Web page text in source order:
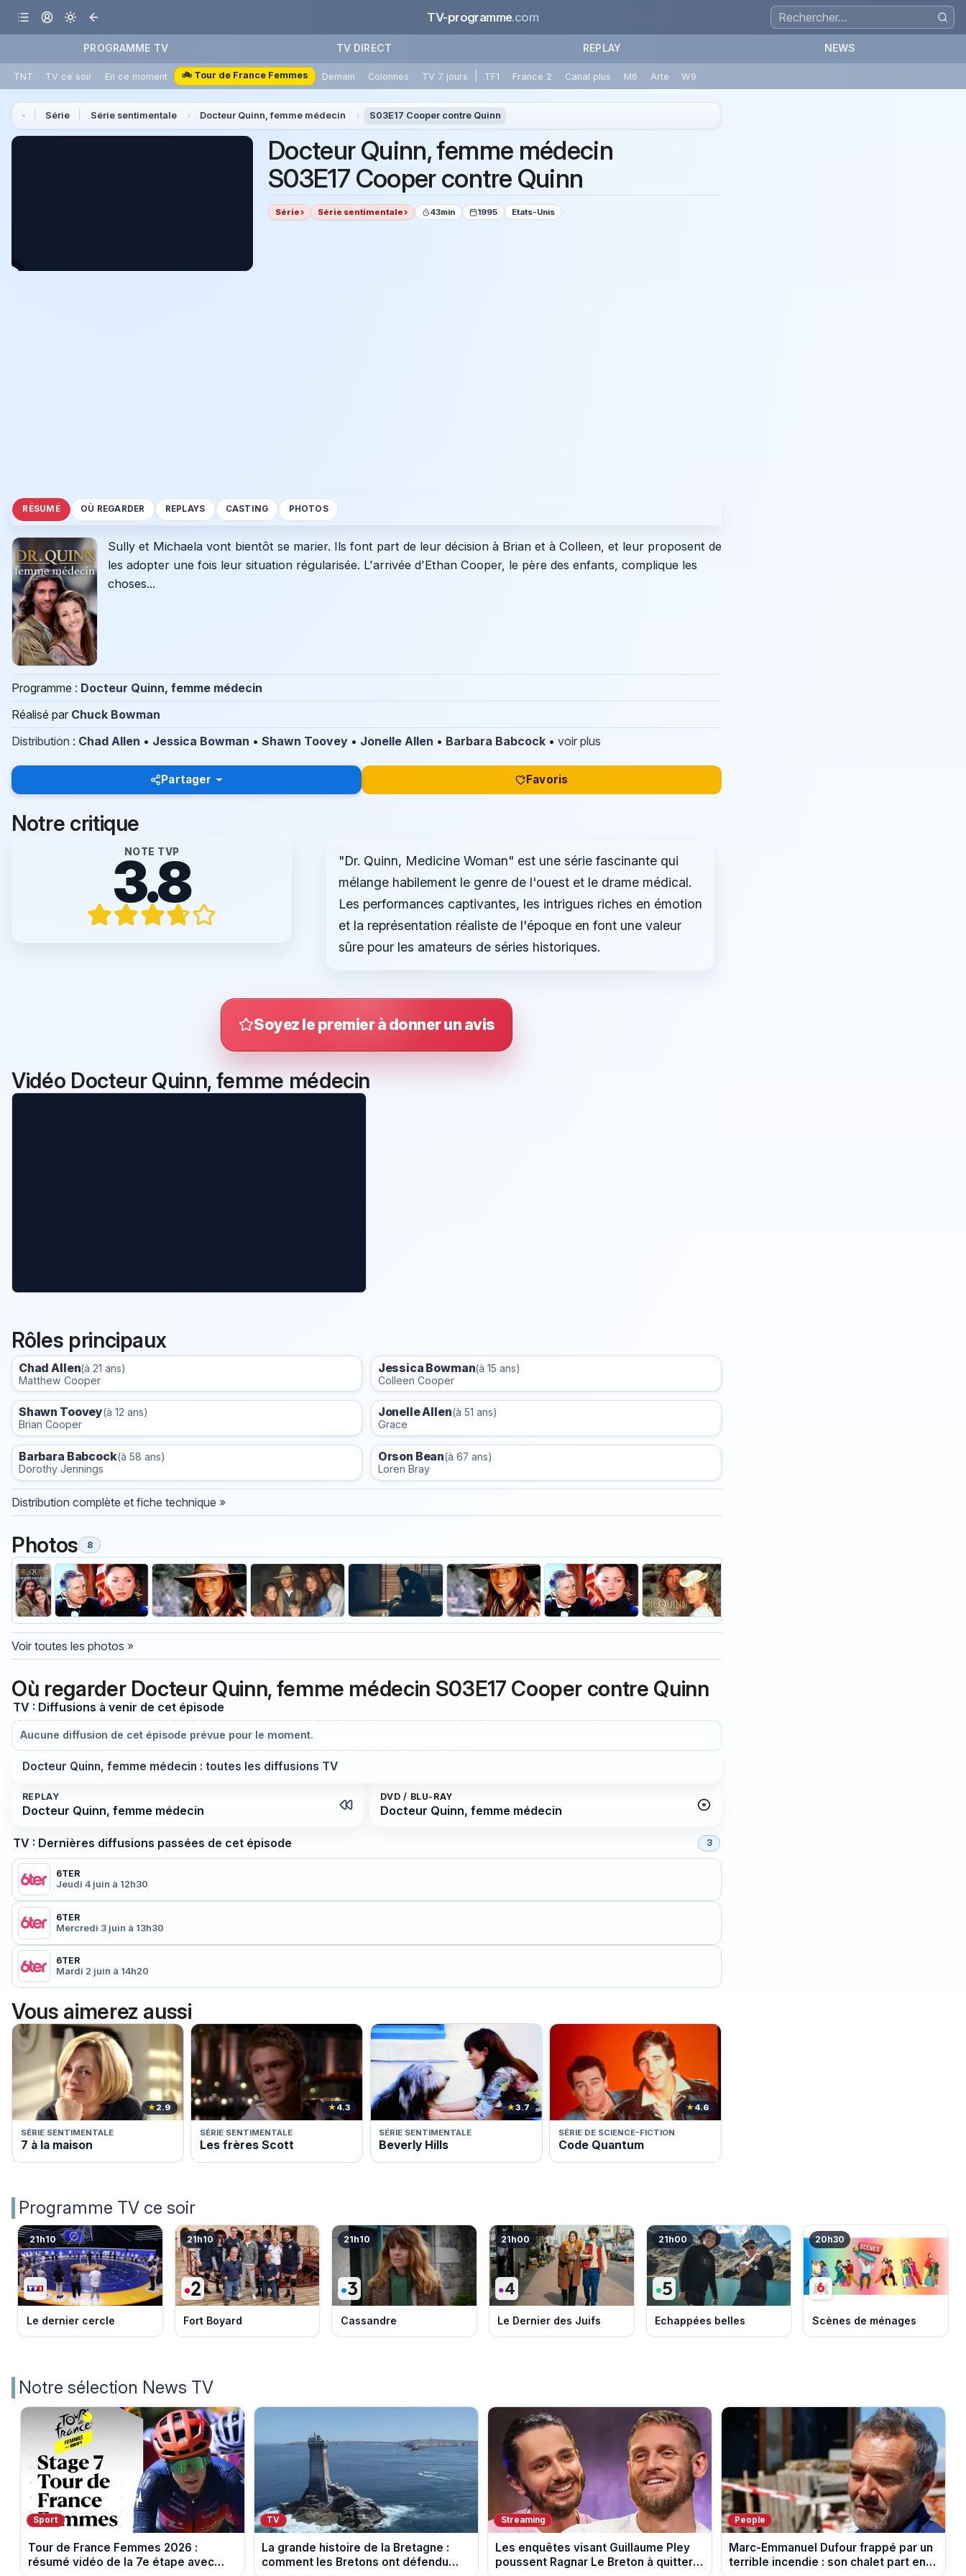
TV-programme.com
PROGRAMME TV TV DIRECT REPLAY NEWS
TNT TV ce soir En ce moment 🚲 Tour de France Femmes Demain Colonnes TV 7 jours TF1 France 2 Canal plus M6 Arte W9
Série Série sentimentale Docteur Quinn, femme médecin S03E17 Cooper contre Quinn
Docteur Quinn, femme médecin
S03E17 Cooper contre Quinn
Série Série sentimentale 43min 1995 Etats-Unis
RÉSUMÉ OÙ REGARDER REPLAYS CASTING PHOTOS
Sully et Michaela vont bientôt se marier. Ils font part de leur décision à Brian et à Colleen, et leur proposent de
les adopter une fois leur situation régularisée. L'arrivée d'Ethan Cooper, le père des enfants, complique les
choses...
Programme : Docteur Quinn, femme médecin
Réalisé par Chuck Bowman
Distribution : Chad Allen • Jessica Bowman • Shawn Toovey • Jonelle Allen • Barbara Babcock • voir plus
Partager Favoris
Notre critique
NOTE TVP
3.8
"Dr. Quinn, Medicine Woman" est une série fascinante qui
mélange habilement le genre de l'ouest et le drame médical.
Les performances captivantes, les intrigues riches en émotion
et la représentation réaliste de l'époque en font une valeur
sûre pour les amateurs de séries historiques.
Soyez le premier à donner un avis
Vidéo Docteur Quinn, femme médecin
Rôles principaux
Chad Allen(à 21 ans)
Matthew Cooper
Jessica Bowman(à 15 ans)
Colleen Cooper
Shawn Toovey(à 12 ans)
Brian Cooper
Jonelle Allen(à 51 ans)
Grace
Barbara Babcock(à 58 ans)
Dorothy Jennings
Orson Bean(à 67 ans)
Loren Bray
Distribution complète et fiche technique »
Photos 8
Voir toutes les photos »
Où regarder Docteur Quinn, femme médecin S03E17 Cooper contre Quinn
TV : Diffusions à venir de cet épisode
Aucune diffusion de cet épisode prévue pour le moment.
Docteur Quinn, femme médecin : toutes les diffusions TV
REPLAY
Docteur Quinn, femme médecin
DVD / BLU-RAY
Docteur Quinn, femme médecin
TV : Dernières diffusions passées de cet épisode 3
6TER
Jeudi 4 juin à 12h30
6TER
Mercredi 3 juin à 13h30
6TER
Mardi 2 juin à 14h20
Vous aimerez aussi
★2.9
SÉRIE SENTIMENTALE
7 à la maison
★4.3
SÉRIE SENTIMENTALE
Les frères Scott
★3.7
SÉRIE SENTIMENTALE
Beverly Hills
★4.6
SÉRIE DE SCIENCE-FICTION
Code Quantum
Programme TV ce soir
21h10
Le dernier cercle
21h10
Fort Boyard
21h10
Cassandre
21h00
Le Dernier des Juifs
21h00
Echappées belles
20h30
Scènes de ménages
Notre sélection News TV
Sport
Tour de France Femmes 2026 :
résumé vidéo de la 7e étape avec
TV
La grande histoire de la Bretagne :
comment les Bretons ont défendu
Streaming
Les enquêtes visant Guillaume Pley
poussent Ragnar Le Breton à quitter
People
Marc-Emmanuel Dufour frappé par un
terrible incendie : son chalet part en